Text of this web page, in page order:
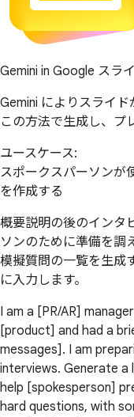
Gemini in Google スラ
Gemini によりスライ
この方法で生成し、プ
ユースケース:
スポークスパーソンが
を作成する
概要説明の後のインタ
ソンのために準備を調
模擬質問の一覧を生成
に入力します。
I am a [PR/AR]
[product] and had a
messages]. I am
interviews. Generate
help [spokesperson]
hard questions, with